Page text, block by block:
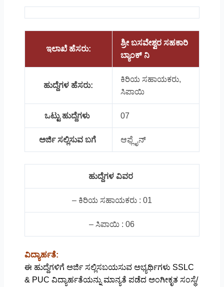
ಇಲಾಖೆ ಹೆಸರು:
ಶ್ರೀ ಬಸವೇಶ್ವರ ಸಹಕಾರಿ
ಬ್ಯಾಂಕ್ ನಿ
ಹುದ್ದೆಗಳ ಹೆಸರು:
ಕಿರಿಯ ಸಹಾಯಕರು,
ಸಿಪಾಯಿ
ಒಟ್ಟು ಹುದ್ದೆಗಳು 07
ಅರ್ಜಿ ಸಲ್ಲಿಸುವ ಬಗೆ ಆಫ್ಲೈನ್
ಹುದ್ದೆಗಳ ವಿವರ
– ಕಿರಿಯ ಸಹಾಯಕರು : 01
– ಸಿಪಾಯಿ : 06
ವಿದ್ಯಾರ್ಹತೆ:
ಈ ಹುದ್ದೆಗಳಿಗೆ ಅರ್ಜಿ ಸಲ್ಲಿಸಬಯಸುವ ಅಭ್ಯರ್ಥಿಗಳು SSLC
& PUC ವಿದ್ಯಾರ್ಹತೆಯನ್ನು ಮಾನ್ಯತೆ ಪಡೆದ ಅಂಗೀಕೃತ ಸಂಸ್ಥೆ/